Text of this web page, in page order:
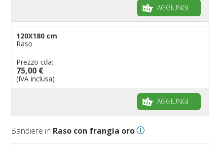
AGGIUNGI
120X180 cm
Raso
Prezzo cda:
75,00 €
(IVA inclusa)
AGGIUNGI
Bandiere in Raso con frangia oro